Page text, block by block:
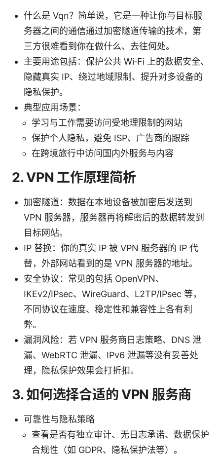
什么是 Vqn？简单说，它是一种让你与目标服
务器之间的通信通过加密隧道传输的技术，第
三方很难看到你在做什么、去往何处。
主要用途包括：保护公共 Wi‑Fi 上的数据安全、
隐藏真实 IP、绕过地域限制、提升对多设备的
隐私保护。
典型应用场景：
学习与工作需要访问受地理限制的网站
保护个人隐私，避免 ISP、广告商的跟踪
在跨境旅行中访问国内外服务与内容
2. VPN 工作原理简析
加密隧道：数据在本地设备被加密后发送到
VPN 服务器，服务器再将解密后的数据转发到
目标网站。
IP 替换：你的真实 IP 被 VPN 服务器的 IP 代
替，外部网站看到的是 VPN 服务器的地址。
安全协议：常见的包括 OpenVPN、
IKEv2/IPsec、WireGuard、L2TP/IPsec 等，
不同协议在速度、稳定性和兼容性上各有利
弊。
漏洞风险：若 VPN 服务商日志策略、DNS 泄
漏、WebRTC 泄漏、IPv6 泄漏等没有妥善处
理，隐私保护效果会打折扣。
3. 如何选择合适的 VPN 服务商
可靠性与隐私策略
查看是否有独立审计、无日志承诺、数据保护
合规性（如 GDPR、隐私保护法等）。